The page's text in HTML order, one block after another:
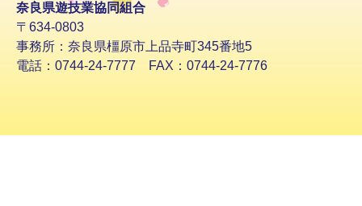
奈良県遊技業協同組合
〒634-0803
事務所：奈良県橿原市上品寺町345番地5
電話：0744-24-7777 FAX：0744-24-7776